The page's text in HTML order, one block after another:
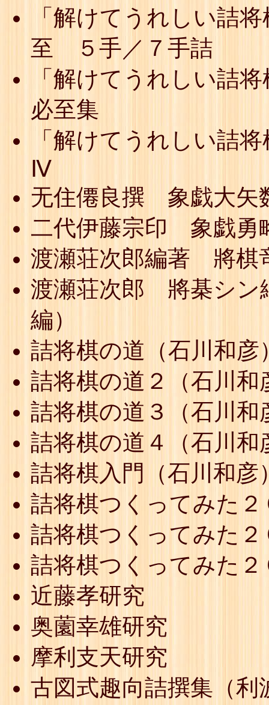
「解けてうれしい詰
至 ５手／７手詰
「解けてうれしい詰
必至集
「解けてうれしい詰
Ⅳ
无住僊良撰 象戯大矢
二代伊藤宗印 象戯勇
渡瀬荘次郎編著 將棋
渡瀬荘次郎 將棊シン
編）
詰将棋の道（石川和彦
詰将棋の道２（石川和
詰将棋の道３（石川和
詰将棋の道４（石川和
詰将棋入門（石川和彦
詰将棋つくってみた
詰将棋つくってみた
詰将棋つくってみた
近藤孝研究
奥薗幸雄研究
摩利支天研究
古図式趣向詰撰集（利